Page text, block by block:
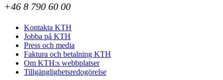
+46 8 790 60 00
Kontakta KTH
Jobba på KTH
Press och media
Faktura och betalning KTH
Om KTH:s webbplatser
Tillgänglighetsredogörelse